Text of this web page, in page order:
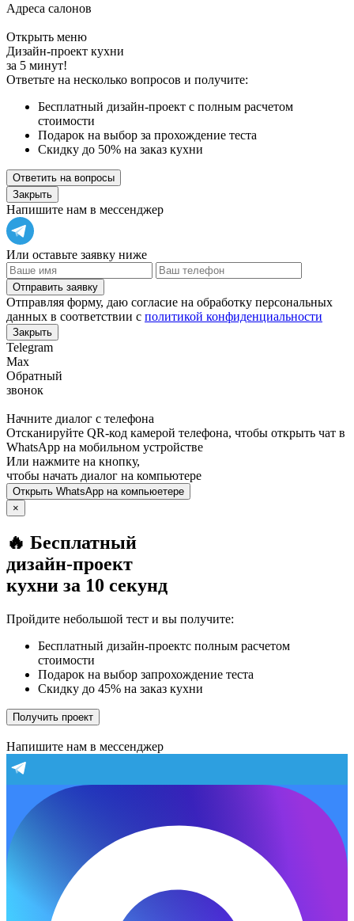
Адреса салонов
Открыть меню
Дизайн-проект кухни
за 5 минут!
Ответьте на несколько вопросов и получите:
Бесплатный дизайн-проект с полным расчетом
стоимости
Подарок на выбор за прохождение теста
Скидку до 50% на заказ кухни
Ответить на вопросы
Закрыть
Напишите нам в мессенджер
Или оставьте заявку ниже
Отправить заявку
Отправляя форму, даю согласие на обработку персональных
данных в соответствии с политикой конфиденциальности
Закрыть
Telegram
Max
Обратный
звонок
Начните диалог с телефона
Отсканируйте QR-код камерой телефона, чтобы открыть чат в
WhatsApp на мобильном устройстве
Или нажмите на кнопку,
чтобы начать диалог на компьютере
Открыть WhatsApp на компьюетере
×
🔥 Бесплатный
дизайн-проект
кухни за 10 секунд
Пройдите небольшой тест и вы получите:
Бесплатный дизайн-проектс полным расчетом
стоимости
Подарок на выбор запрохождение теста
Скидку до 45% на заказ кухни
Получить проект
Напишите нам в мессенджер